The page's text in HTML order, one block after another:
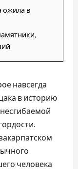
ожила в
навсегда
в историю
человека